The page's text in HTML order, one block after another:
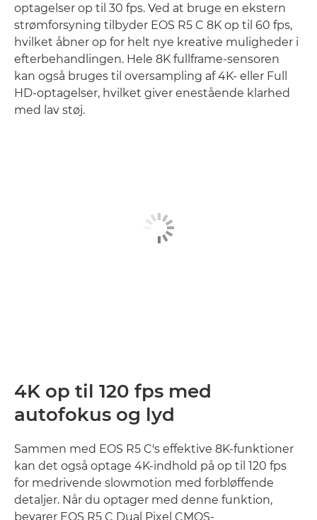
optagelser op til 30 fps. Ved at bruge en ekstern
strømforsyning tilbyder EOS R5 C 8K op til 60 fps,
hvilket åbner op for helt nye kreative muligheder i
efterbehandlingen. Hele 8K fullframe-sensoren
kan også bruges til oversampling af 4K- eller Full
HD-optagelser, hvilket giver enestående klarhed
med lav støj.
4K op til 120 fps med
autofokus og lyd
Sammen med EOS R5 C's effektive 8K-funktioner
kan det også optage 4K-indhold på op til 120 fps
for medrivende slowmotion med forbløffende
detaljer. Når du optager med denne funktion,
bevarer EOS R5 C Dual Pixel CMOS-